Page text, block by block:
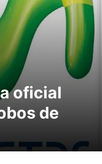
oficial
de